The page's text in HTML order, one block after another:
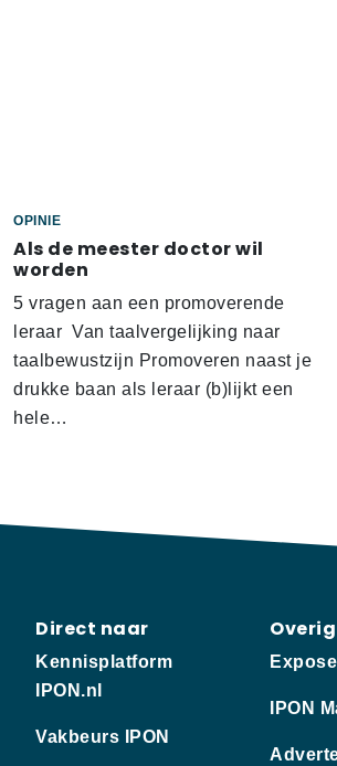
OPINIE
Als de meester doctor wil
worden
5 vragen aan een promoverende
leraar Van taalvergelijking naar
taalbewustzijn Promoveren naast je
drukke baan als leraar (b)lijkt een
hele…
Direct naar
Kennisplatform
IPON.nl
Vakbeurs IPON
Overig
IPON